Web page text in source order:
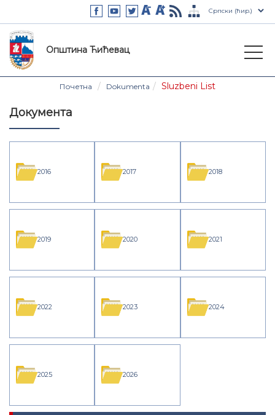
Општина Ћићевац
Почетна Dokumenta Sluzbeni List
Документа
2016 2017 2018
2019 2020 2021
2022 2023 2024
2025 2026